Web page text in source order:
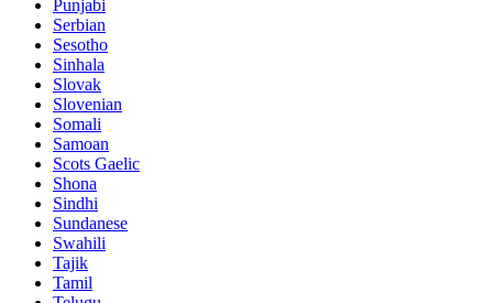
Punjabi
Serbian
Sesotho
Sinhala
Slovak
Slovenian
Somali
Samoan
Scots Gaelic
Shona
Sindhi
Sundanese
Swahili
Tajik
Tamil